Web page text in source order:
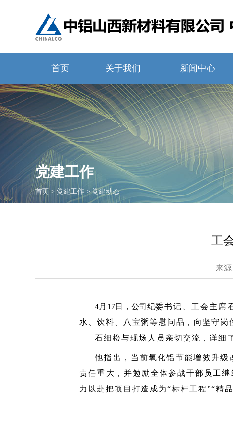
首页 关于我们 新闻中心
党建工作
首页 > 党建工作 >党建动态
工
来源
4月17日，公司纪委书记、工会主席
水、饮料、八宝粥等慰问品，向坚守岗
石细松与现场人员亲切交流，详细
他指出，当前氧化铝节能增效升级
责任重大，并勉励全体参战干部员工
力以赴把项目打造成为“标杆工程”“精